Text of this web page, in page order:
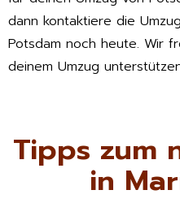
dann kontaktiere die
Potsdam noch heute. Wir
deinem Umzug
Tipps zum
in